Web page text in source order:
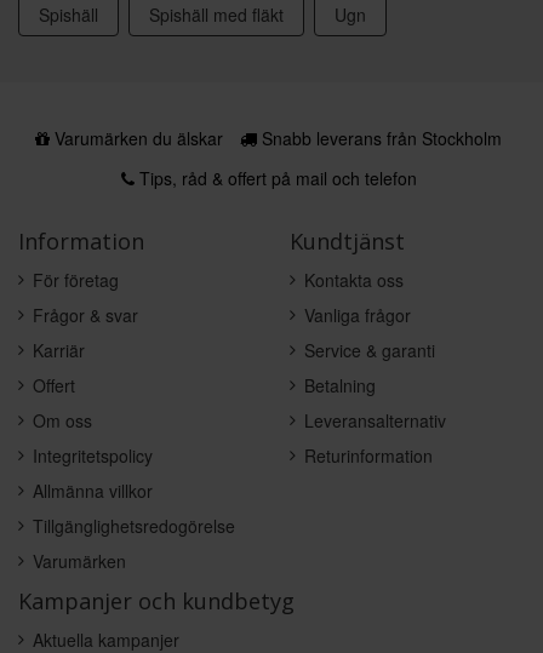
Spishäll Spishäll med fläkt Ugn
Varumärken du älskar
Snabb leverans från Stockholm
Tips, råd & offert på mail och telefon
Information
För företag
Frågor & svar
Karriär
Offert
Om oss
Integritetspolicy
Allmänna villkor
Tillgänglighetsredogörelse
Varumärken
Kundtjänst
Kontakta oss
Vanliga frågor
Service & garanti
Betalning
Leveransalternativ
Returinformation
Kampanjer och kundbetyg
Aktuella kampanjer